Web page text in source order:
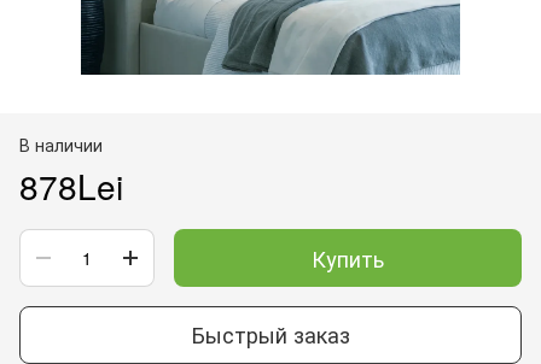
В наличии
878Lei
Купить
Быстрый заказ